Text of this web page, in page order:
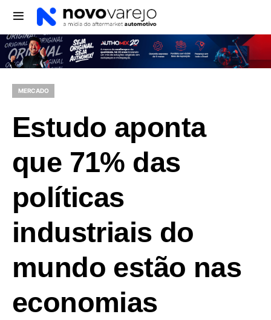
MERCADO
Estudo aponta
que 71% das
políticas
industriais do
mundo estão nas
economias